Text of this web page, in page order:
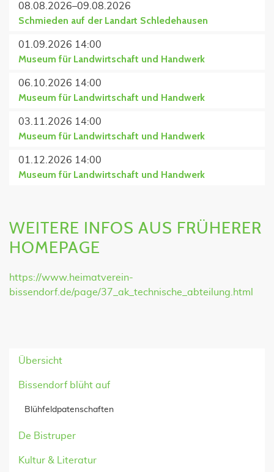
08.08.2026–09.08.2026
Schmieden auf der Landart Schledehausen
01.09.2026 14:00
Museum für Landwirtschaft und Handwerk
06.10.2026 14:00
Museum für Landwirtschaft und Handwerk
03.11.2026 14:00
Museum für Landwirtschaft und Handwerk
01.12.2026 14:00
Museum für Landwirtschaft und Handwerk
WEITERE INFOS AUS FRÜHERER
HOMEPAGE
https://www.heimatverein-
bissendorf.de/page/37_ak_technische_abteilung.html
Übersicht
Bissendorf blüht auf
Blühfeldpatenschaften
De Bistruper
Kultur & Literatur